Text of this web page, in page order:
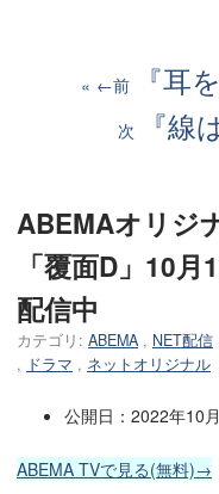
←前 『耳
次 『線
ABEMAオリジ
「覆面D」10月
配信中
カテゴリ: ABEMA , NET配信
, ドラマ , ネットオリジナル
公開日：2022年10
ABEMA TVで見る(無料)→